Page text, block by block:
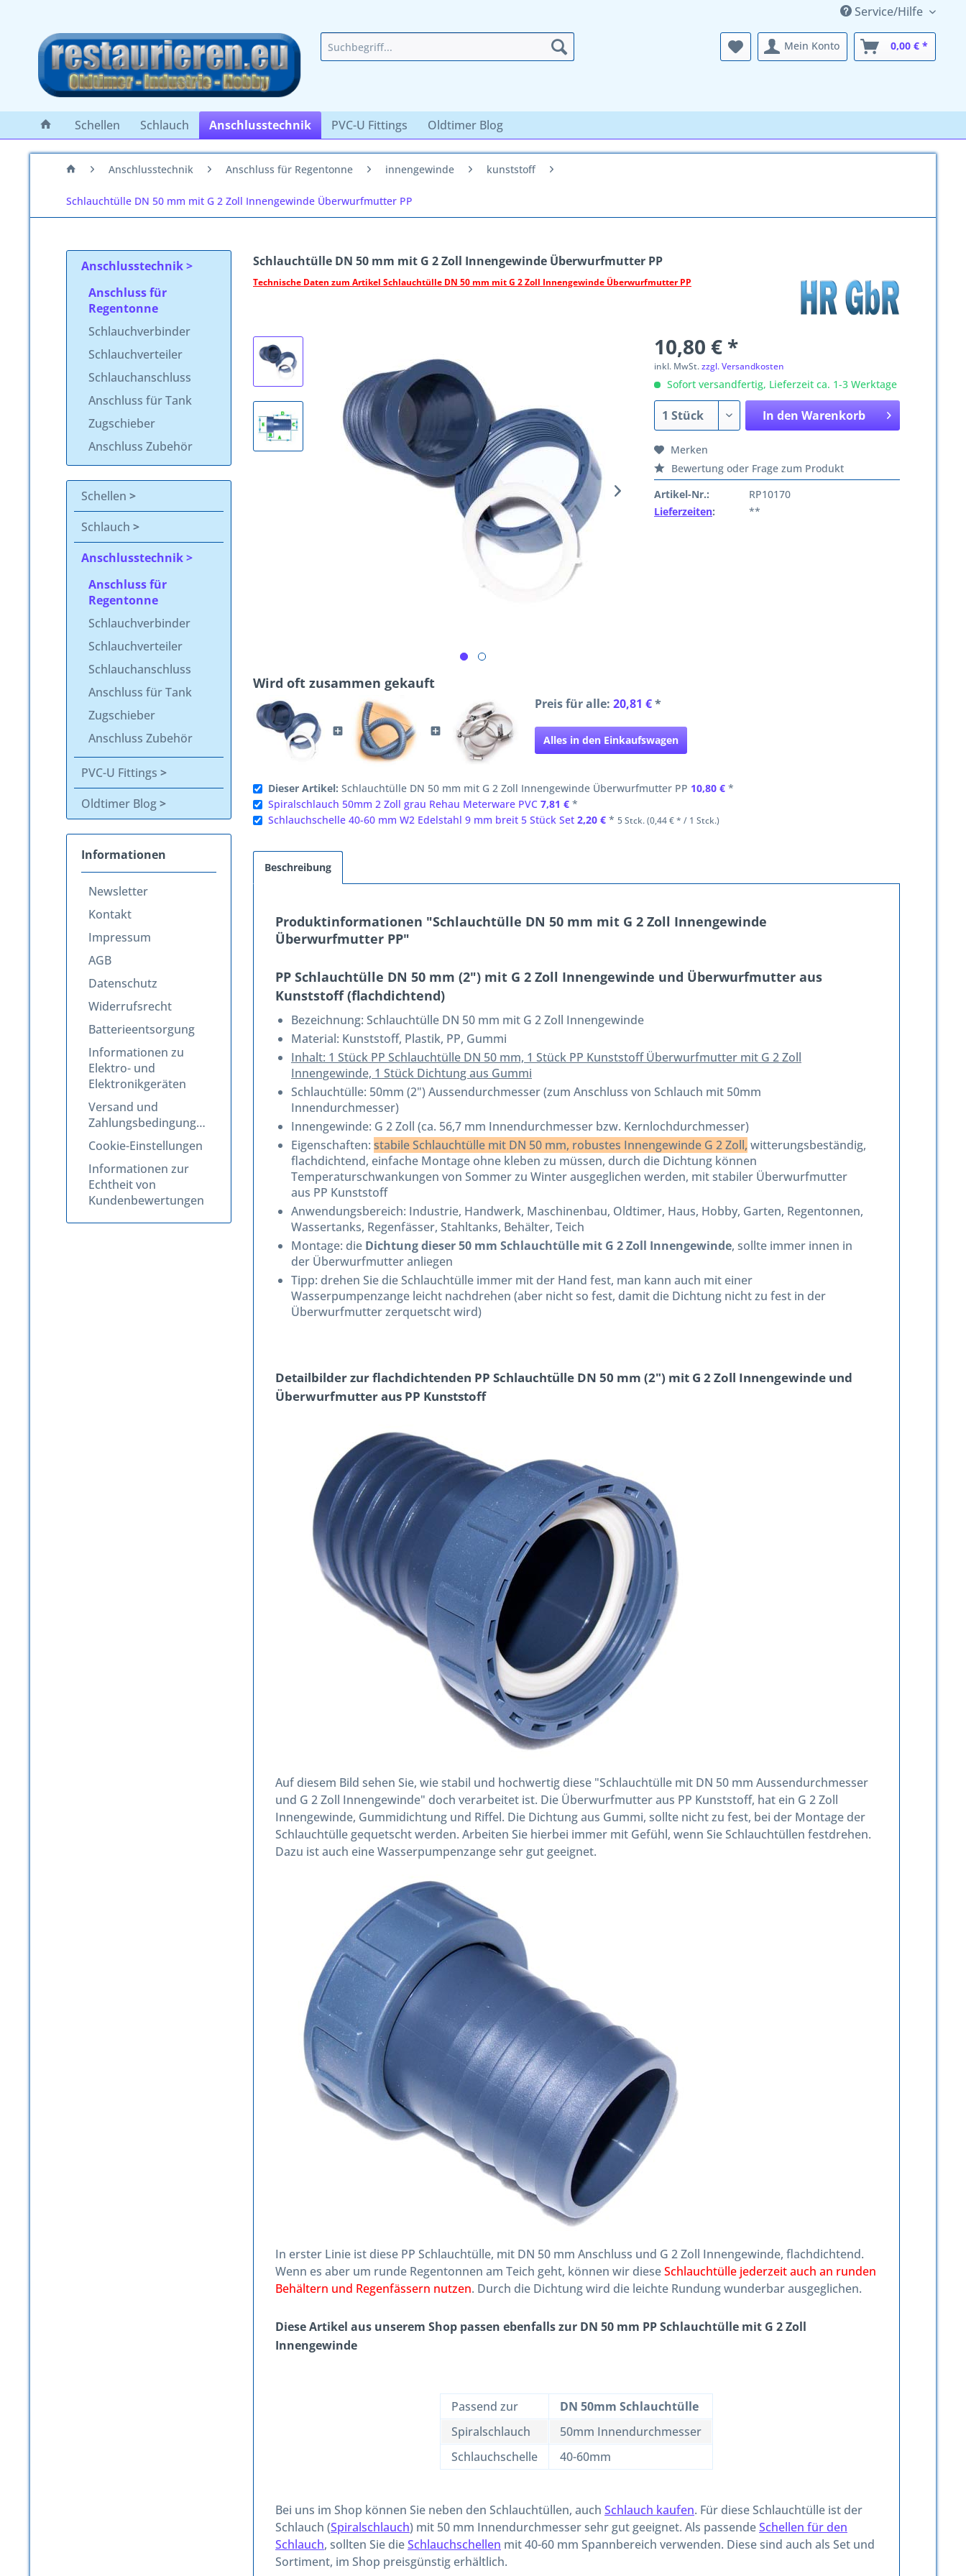
Service/Hilfe
Mein Konto 0,00 € *
Schellen Schlauch Anschlusstechnik PVC-U Fittings Oldtimer Blog
Anschlusstechnik Anschluss für Regentonne innengewinde kunststoff
Schlauchtülle DN 50 mm mit G 2 Zoll Innengewinde Überwurfmutter PP
Anschlusstechnik
Anschluss für
Regentonne
Schlauchverbinder
Schlauchverteiler
Schlauchanschluss
Anschluss für Tank
Zugschieber
Anschluss Zubehör
Schellen
Schlauch
Anschlusstechnik
Anschluss für
Regentonne
Schlauchverbinder
Schlauchverteiler
Schlauchanschluss
Anschluss für Tank
Zugschieber
Anschluss Zubehör
PVC-U Fittings
Oldtimer Blog
Informationen
Newsletter
Kontakt
Impressum
AGB
Datenschutz
Widerrufsrecht
Batterieentsorgung
Informationen zu
Elektro- und
Elektronikgeräten
Versand und
Zahlungsbedingungen
Cookie-Einstellungen
Informationen zur
Echtheit von
Kundenbewertungen
Schlauchtülle DN 50 mm mit G 2 Zoll Innengewinde Überwurfmutter PP
Technische Daten zum Artikel Schlauchtülle DN 50 mm mit G 2 Zoll Innengewinde Überwurfmutter PP
10,80 € *
inkl. MwSt.zzgl. Versandkosten
Sofort versandfertig, Lieferzeit ca. 1-3 Werktage
In den Warenkorb
Merken
Bewertung oder Frage zum Produkt
Artikel-Nr.:
RP10170
Lieferzeiten: **
Wird oft zusammen gekauft
Preis für alle: 20,81 €*
Alles in den Einkaufswagen
Dieser Artikel: Schlauchtülle DN 50 mm mit G 2 Zoll Innengewinde Überwurfmutter PP 10,80 € *
Spiralschlauch 50mm 2 Zoll grau Rehau Meterware PVC 7,81 € *
Schlauchschelle 40-60 mm W2 Edelstahl 9 mm breit 5 Stück Set 2,20 € * 5 Stck. (0,44 € * / 1 Stck.)
Beschreibung
Produktinformationen "Schlauchtülle DN 50 mm mit G 2 Zoll Innengewinde
Überwurfmutter PP"
PP Schlauchtülle DN 50 mm (2") mit G 2 Zoll Innengewinde und Überwurfmutter aus
Kunststoff (flachdichtend)
Bezeichnung: Schlauchtülle DN 50 mm mit G 2 Zoll Innengewinde
Material: Kunststoff, Plastik, PP, Gummi
Inhalt: 1 Stück PP Schlauchtülle DN 50 mm, 1 Stück PP Kunststoff Überwurfmutter mit G 2 Zoll
Innengewinde, 1 Stück Dichtung aus Gummi
Schlauchtülle: 50mm (2") Aussendurchmesser (zum Anschluss von Schlauch mit 50mm
Innendurchmesser)
Innengewinde: G 2 Zoll (ca. 56,7 mm Innendurchmesser bzw. Kernlochdurchmesser)
Eigenschaften: stabile Schlauchtülle mit DN 50 mm, robustes Innengewinde G 2 Zoll, witterungsbeständig,
flachdichtend, einfache Montage ohne kleben zu müssen, durch die Dichtung können
Temperaturschwankungen von Sommer zu Winter ausgeglichen werden, mit stabiler Überwurfmutter
aus PP Kunststoff
Anwendungsbereich: Industrie, Handwerk, Maschinenbau, Oldtimer, Haus, Hobby, Garten, Regentonnen,
Wassertanks, Regenfässer, Stahltanks, Behälter, Teich
Montage: die Dichtung dieser 50 mm Schlauchtülle mit G 2 Zoll Innengewinde, sollte immer innen in
der Überwurfmutter anliegen
Tipp: drehen Sie die Schlauchtülle immer mit der Hand fest, man kann auch mit einer
Wasserpumpenzange leicht nachdrehen (aber nicht so fest, damit die Dichtung nicht zu fest in der
Überwurfmutter zerquetscht wird)
Detailbilder zur flachdichtenden PP Schlauchtülle DN 50 mm (2") mit G 2 Zoll Innengewinde und
Überwurfmutter aus PP Kunststoff
Auf diesem Bild sehen Sie, wie stabil und hochwertig diese "Schlauchtülle mit DN 50 mm Aussendurchmesser
und G 2 Zoll Innengewinde" doch verarbeitet ist. Die Überwurfmutter aus PP Kunststoff, hat ein G 2 Zoll
Innengewinde, Gummidichtung und Riffel. Die Dichtung aus Gummi, sollte nicht zu fest, bei der Montage der
Schlauchtülle gequetscht werden. Arbeiten Sie hierbei immer mit Gefühl, wenn Sie Schlauchtüllen festdrehen.
Dazu ist auch eine Wasserpumpenzange sehr gut geeignet.
In erster Linie ist diese PP Schlauchtülle, mit DN 50 mm Anschluss und G 2 Zoll Innengewinde, flachdichtend.
Wenn es aber um runde Regentonnen am Teich geht, können wir dieseSchlauchtülle jederzeit auch an runden
Behältern und Regenfässern nutzen. Durch die Dichtung wird die leichte Rundung wunderbar ausgeglichen.
Diese Artikel aus unserem Shop passen ebenfalls zur DN 50 mm PP Schlauchtülle mit G 2 Zoll
Innengewinde
Passend zur
DN 50mm Schlauchtülle
Spiralschlauch
50mm Innendurchmesser
Schlauchschelle
40-60mm
Bei uns im Shop können Sie neben den Schlauchtüllen, auch Schlauch kaufen. Für diese Schlauchtülle ist der
Schlauch (Spiralschlauch) mit 50 mm Innendurchmesser sehr gut geeignet. Als passendeSchellen für den
Schlauch, sollten Sie dieSchlauchschellen mit 40-60 mm Spannbereich verwenden. Diese sind auch als Set und
Sortiment, im Shop preisgünstig erhältlich.